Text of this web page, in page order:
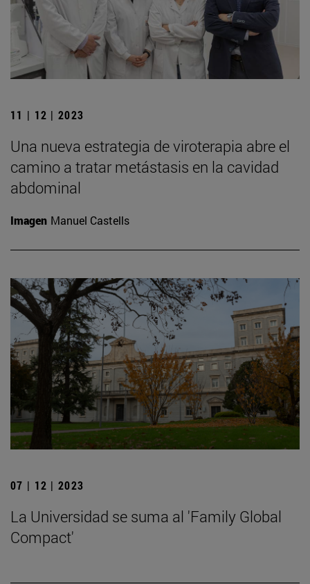
11 | 12 | 2023
Una nueva estrategia de viroterapia abre el
camino a tratar metástasis en la cavidad
abdominal
Imagen Manuel Castells
07 | 12 | 2023
La Universidad se suma al 'Family Global
Compact'